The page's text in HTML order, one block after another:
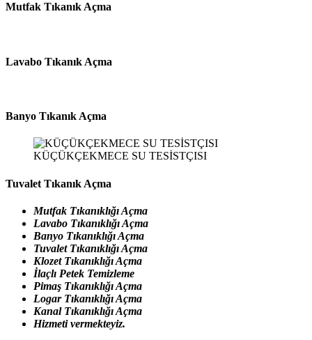
Mutfak Tıkanık Açma
Lavabo Tıkanık Açma
Banyo Tıkanık Açma
KÜÇÜKÇEKMECE SU TESİSTÇISI
Tuvalet Tıkanık Açma
Mutfak Tıkanıklığı Açma
Lavabo Tıkanıklığı Açma
Banyo Tıkanıklığı Açma
Tuvalet Tıkanıklığı Açma
Klozet Tıkanıklığı Açma
İlaçlı Petek Temizleme
Pimaş Tıkanıklığı Açma
Logar Tıkanıklığı Açma
Kanal Tıkanıklığı Açma
Hizmeti vermekteyiz.